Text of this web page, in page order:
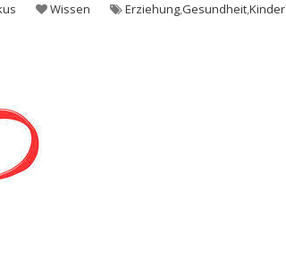
Wissen Erziehung,Gesundheit,Kinder